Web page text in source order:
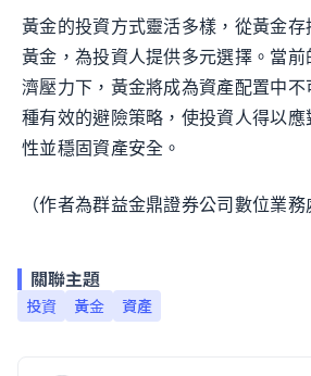
黃金的投資方式靈活多樣，從黃金
黃金，為投資人提供多元選擇。當
濟壓力下，黃金將成為資產配置中
種有效的避險策略，使投資人得以應
性並穩固資產安全。
（作者為群益金鼎證券公司數位業務
關聯主題
投資 黃金 資產